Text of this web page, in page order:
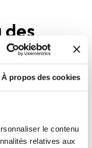
À propos des cookies
le contenu
relatives aux
des
dans
les
sur leurs